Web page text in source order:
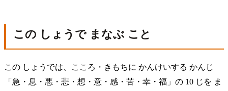
この しょうで まなぶ こと
この しょうでは、こころ・きもちに かんけいする かんじ
「急・息・悪・悲・想・意・感・苦・幸・福」の 10 じを ま